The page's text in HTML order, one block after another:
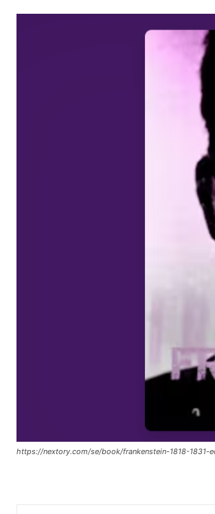
https://nextory.com/se/book/frankenstein-1818-1831-